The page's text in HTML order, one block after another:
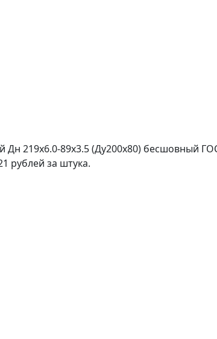
Дн 219х6.0-89х3.5 (Ду200х80) бесшовный
рублей за штука.